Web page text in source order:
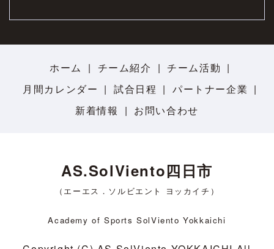
ホーム チーム紹介
チーム活動
月間カレンダー
試合日程
パートナー企業
新着情報
お問い合わせ
AS.SolViento四日市
（エーエス．ソルビエント ヨッカイチ）
Academy of Sports SolViento Yokkaichi